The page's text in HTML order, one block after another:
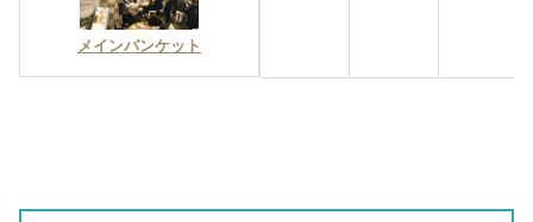
メインバンケット